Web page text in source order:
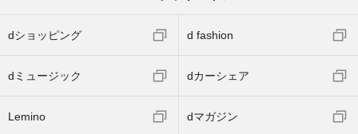
dショッピング d fashion
dミュージック dカーシェア
Lemino dマガジン